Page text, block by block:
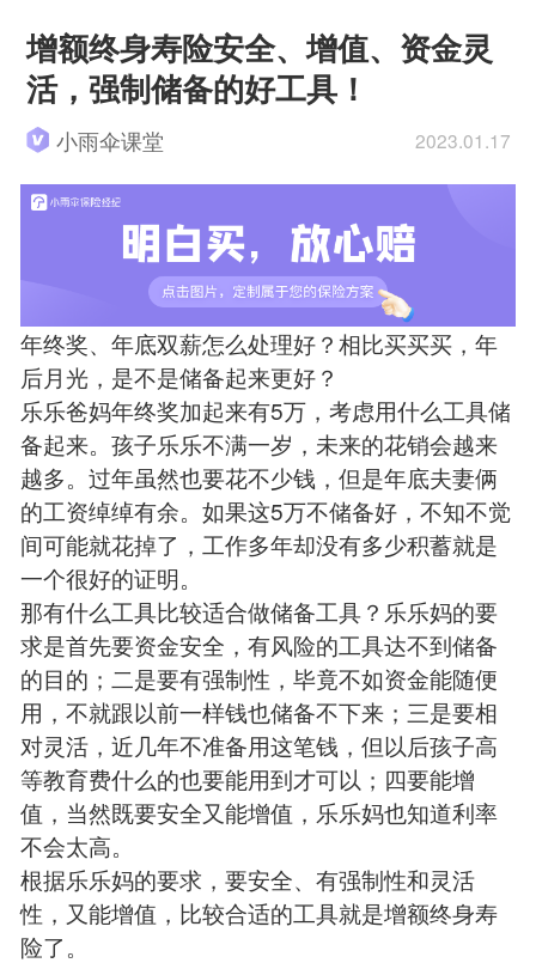
增额终身寿险安全、增值、资金灵
活，强制储备的好工具！
小雨伞课堂 2023.01.17
年终奖、年底双薪怎么处理好？相比买买买，年
后月光，是不是储备起来更好？
乐乐爸妈年终奖加起来有5万，考虑用什么工具储
备起来。孩子乐乐不满一岁，未来的花销会越来
越多。过年虽然也要花不少钱，但是年底夫妻俩
的工资绰绰有余。如果这5万不储备好，不知不觉
间可能就花掉了，工作多年却没有多少积蓄就是
一个很好的证明。
那有什么工具比较适合做储备工具？乐乐妈的要
求是首先要资金安全，有风险的工具达不到储备
的目的；二是要有强制性，毕竟不如资金能随便
用，不就跟以前一样钱也储备不下来；三是要相
对灵活，近几年不准备用这笔钱，但以后孩子高
等教育费什么的也要能用到才可以；四要能增
值，当然既要安全又能增值，乐乐妈也知道利率
不会太高。
根据乐乐妈的要求，要安全、有强制性和灵活
性，又能增值，比较合适的工具就是增额终身寿
险了。